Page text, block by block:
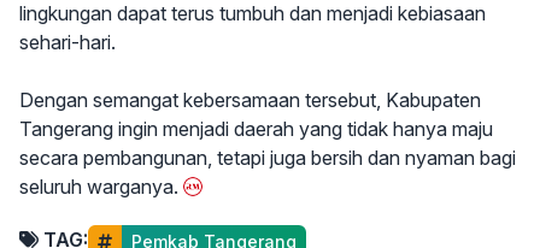
lingkungan dapat terus tumbuh dan menjadi kebiasaan
sehari-hari.
Dengan semangat kebersamaan tersebut, Kabupaten
Tangerang ingin menjadi daerah yang tidak hanya maju
secara pembangunan, tetapi juga bersih dan nyaman bagi
seluruh warganya.
TAG: Pemkab Tangerang